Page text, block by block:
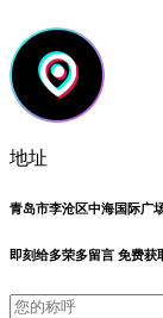
地址
青岛市李沧区中海国际广
即刻给多荣多留言 免费获